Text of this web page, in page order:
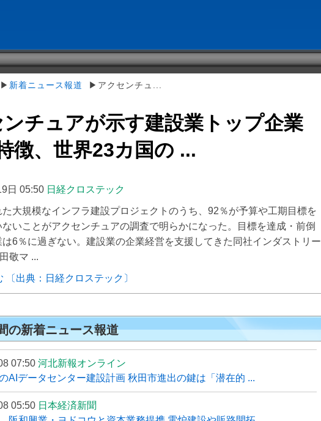
新着ニュース報道 ▶アクセンチュ...
チュアが示す建設業トップ企業
徴、世界23カ国の ...
日 05:50 日経クロステック
大規模なインフラ建設プロジェクトのうち、92％が予算や工期目標を
いことがアクセンチュアの調査で明らかになった。目標を達成・前倒
は6％に過ぎない。建設業の企業経営を支援してきた同社インダストリー
敬マ ...
〔出典：日経クロステック〕
の新着ニュース報道
07:50 河北新報オンライン
AIデータセンター建設計画 秋田市進出の鍵は「潜在的 ...
05:50 日本経済新聞